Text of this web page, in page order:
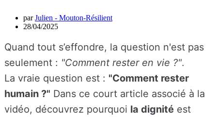
parJulien - Mouton-Résilient
28/04/2025
Quand tout s’effondre, la question n'est pas
seulement : "Comment rester en vie ?".
La vraie question est : "Comment rester
humain ?" Dans ce court article associé à la
vidéo, découvrez pourquoi la dignité est